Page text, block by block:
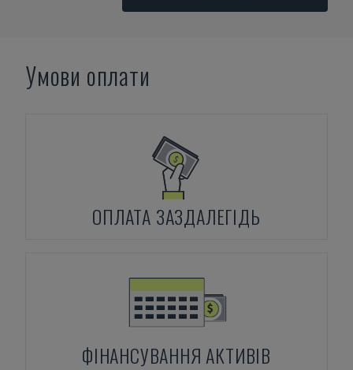
Умови оплати
ОПЛАТА ЗАЗДАЛЕГІДЬ
ФІНАНСУВАННЯ АКТИВІВ